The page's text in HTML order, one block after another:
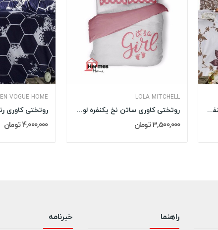
EN VOGUE HOME
4,000,000 تومان
LOLA MITCHELL
روتختی کاوری ساتن نخ یکنفره لولا میچل LOLA...
3,500,000 تومان
روتختی کاوری رنفورس پرکاله یکنفره ان ووگ EN...
راهنما خبرنامه